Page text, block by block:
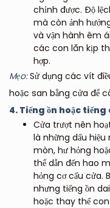
chỉnh được. Độ
mà còn ảnh
và vận hành êm
các con lăn kịp
hợp.
Mẹo:Sử dụng các vít
hoặc san bằng cửa để
4. Tiếng ồn hoặc
Cửa trượt nên
là những dấu
mòn, hư hỏng
thể dẫn đến hao
hỏng cơ cấu cửa.
nhưng tiếng ồn
hoặc thay thế